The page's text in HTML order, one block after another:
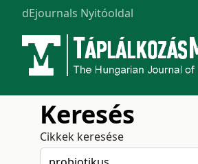
dEjournals Nyitóoldal
Keresés
Cikkek keresése